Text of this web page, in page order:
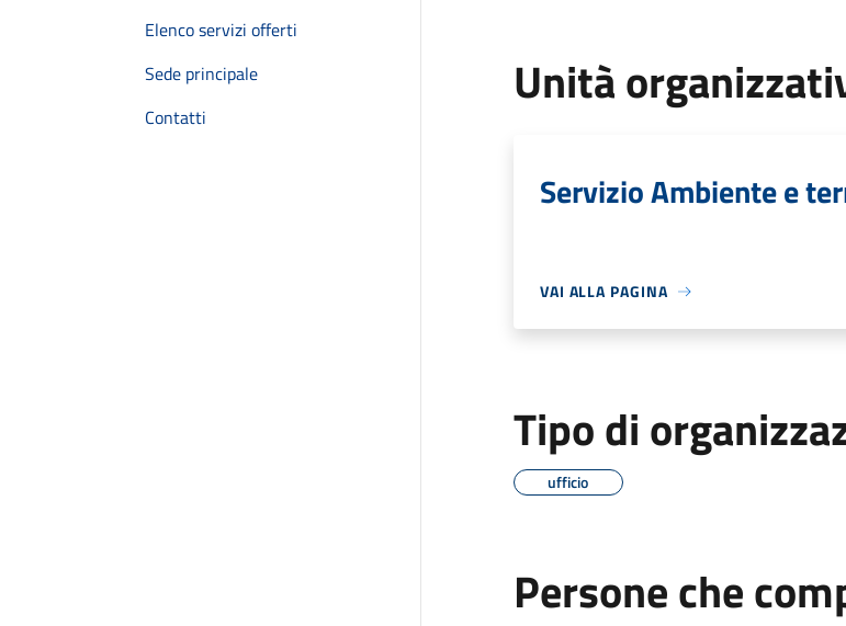
Elenco servizi offerti
Sede principale
Contatti
Unità
Servizio Ambiente e
VAI ALLA PAGINA
Tipo di
ufficio
Persone che